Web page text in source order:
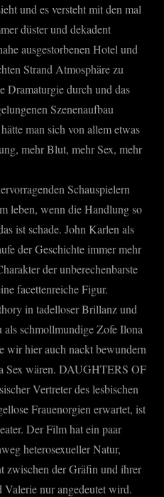
und es versteht mit den mal
düster und dekadent
ausgestorbenen Hotel und
Strand Atmosphäre zu
Dramaturgie durch und das
Szenenaufbau
man sich von allem etwas
mehr Blut, mehr Sex, mehr
Schauspielern
leben, wenn die Handlung so
ist schade. John Karlen als
der Geschichte immer mehr
der unberechenbarste
facettenreiche Figur.
in tadelloser Brillanz und
schmollmundige Zofe Ilona
wir hier auch nackt bewundern
Sex wären. DAUGHTERS OF
Vertreter des lesbischen
Frauenorgien erwartet, ist
Der Film hat ein paar
heterosexueller Natur,
zwischen der Gräfin und ihrer
nur angedeutet wird.